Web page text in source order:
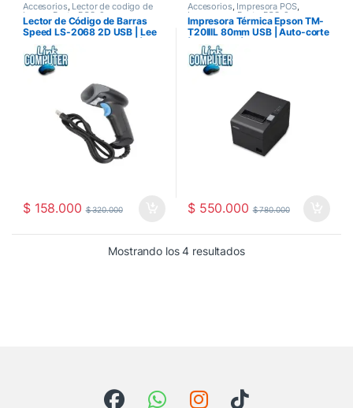
Accesorios, Lector de codigo de
barras Punto POS-2
Lector de Código de Barras
Speed LS-2068 2D USB | Lee
QR, PDF417 y DataMatrix |
Alámbrico Plug & Play |
Compatible POS y Facturación |
Garantía 12 Meses
$158.000 $320.000
Accesorios, Impresora POS,
Impresoras ,Punto POS-2
Impresora Térmica Epson TM-
T20IIIL 80mm USB | Auto-corte
| 250mm/s | Compatible POS y
Facturación Electrónica DIAN |
Garantía Oficial — Link
Computer Pereira
$550.000 $780.000
Mostrando los 4 resultadosOrdenado por los